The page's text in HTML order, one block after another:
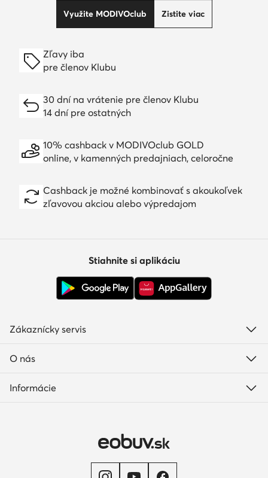
Využite MODIVOclub Zistite viac
Zľavy iba
pre členov Klubu
30 dní na vrátenie pre členov Klubu
14 dní pre ostatných
10% cashback v MODIVOclub GOLD
online, v kamenných predajniach, celoročne
Cashback je možné kombinovať s akoukoľvek
zľavovou akciou alebo výpredajom
Stiahnite si aplikáciu
Zákaznícky servis
O nás
Informácie